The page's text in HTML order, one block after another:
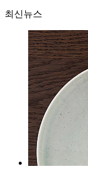
최신뉴스